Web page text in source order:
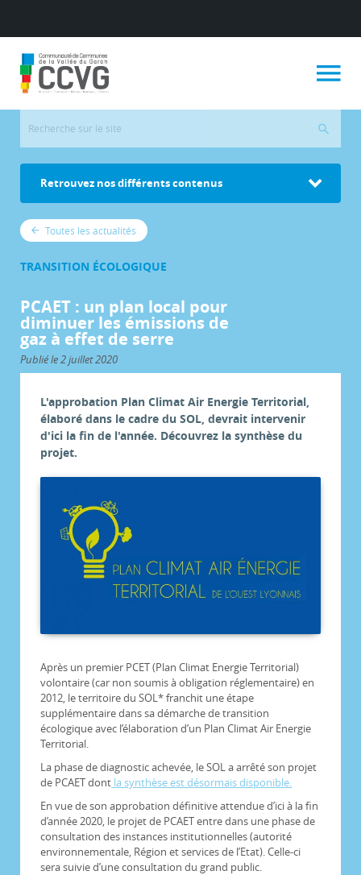
Retrouvez nos différents contenus
Toutes les actualités
TRANSITION ÉCOLOGIQUE
PCAET : un plan local pour
diminuer les émissions de
gaz à effet de serre
Publié le 2 juillet 2020
L'approbation Plan Climat Air Energie Territorial,
élaboré dans le cadre du SOL, devrait intervenir
d'ici la fin de l'année. Découvrez la synthèse du
projet.
Après un premier PCET (Plan Climat Energie Territorial)
volontaire (car non soumis à obligation réglementaire) en
2012, le territoire du SOL* franchit une étape
supplémentaire dans sa démarche de transition
écologique avec l’élaboration d’un Plan Climat Air Energie
Territorial.
La phase de diagnostic achevée, le SOL a arrêté son projet
de PCAET dont la synthèse est désormais disponible.
En vue de son approbation définitive attendue d’ici à la fin
d’année 2020, le projet de PCAET entre dans une phase de
consultation des instances institutionnelles (autorité
environnementale, Région et services de l’Etat). Celle-ci
sera suivie d’une consultation du grand public.